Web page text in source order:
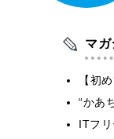
マ
【初
“かあ
ITフ